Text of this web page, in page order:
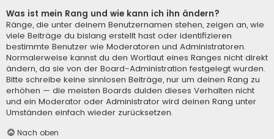
Was ist mein Rang und wie kann ich ihn ändern?
Ränge, die unter deinem Benutzernamen stehen, zeigen an, wie
viele Beiträge du bislang erstellt hast oder identifizieren
bestimmte Benutzer wie Moderatoren und Administratoren.
Normalerweise kannst du den Wortlaut eines Ranges nicht direkt
ändern, da sie von der Board-Administration festgelegt wurden.
Bitte schreibe keine sinnlosen Beiträge, nur um deinen Rang zu
erhöhen — die meisten Boards dulden dieses Verhalten nicht
und ein Moderator oder Administrator wird deinen Rang unter
Umständen einfach wieder zurücksetzen.
Nach oben